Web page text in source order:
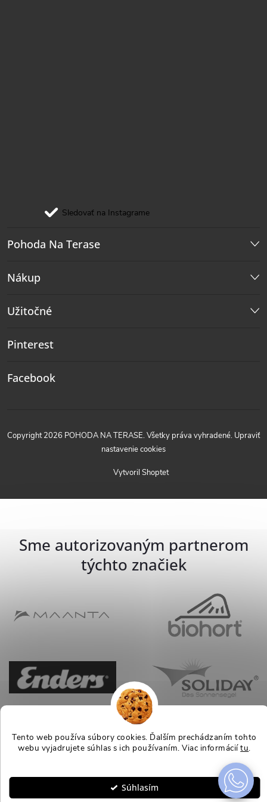
Tento web používa súbory cookies. Ďalším prechádzaním tohto
webu vyjadrujete súhlas s ich používaním. Viac informáciítu.
Súhlasím
Sledovať na Instagrame
Pohoda Na Terase
Nákup
Užitočné
Pinterest
Facebook
Vytvoril Shoptet
Copyright 2026 POHODA NA TERASE. Všetky práva vyhradené. Upraviť
nastavenie cookies
Sme autorizovaným partnerom
týchto značiek